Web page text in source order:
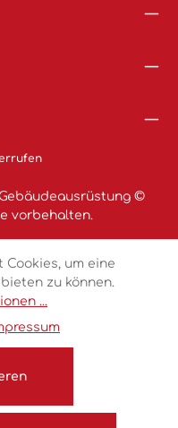
©
vorbehalten.
Cookies, um eine
zu können.
...